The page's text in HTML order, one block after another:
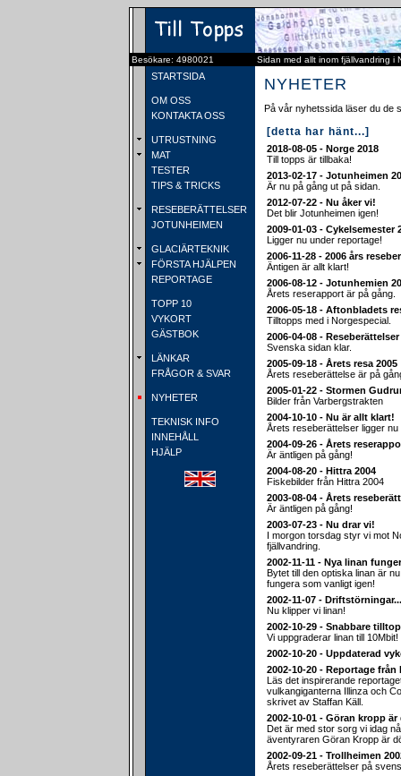
Besökare: 4980021 Sidan med allt inom fjällvandring i
STARTSIDA
OM OSS
KONTAKTA OSS
UTRUSTNING
MAT
TESTER
TIPS & TRICKS
RESEBERÄTTELSER
JOTUNHEIMEN
GLACIÄRTEKNIK
FÖRSTA HJÄLPEN
REPORTAGE
TOPP 10
VYKORT
GÄSTBOK
LÄNKAR
FRÅGOR & SVAR
NYHETER
TEKNISK INFO
INNEHÅLL
HJÄLP
NYHETER
På vår nyhetssida läser du de
[detta har hänt...]
2018-08-05 - Norge 2018
Till topps är tillbaka!
2013-02-17 - Jotunheimen
Är nu på gång ut på sidan.
2012-07-22 - Nu åker vi!
Det blir Jotunheimen igen!
2009-01-03 - Cykelsemester
Ligger nu under reportage!
2006-11-28 - 2006 års
Äntigen är allt klart!
2006-08-12 - Jotunhemien
Årets reserapport är på gång.
2006-05-18 - Aftonbladets
Tilltopps med i Norgespecial.
2006-04-08 -
Svenska sidan klar.
2005-09-18 - Årets resa 2005
Årets reseberättelse är på
2005-01-22 - Stormen
Bilder från Varbergstrakten
2004-10-10 - Nu är allt klart!
Årets reseberättelser ligger nu
2004-09-26 - Årets
Är äntligen på gång!
2004-08-20 - Hittra 2004
Fiskebilder från Hittra 2004
2003-08-04 - Årets
Är äntligen på gång!
2003-07-23 - Nu drar vi!
I morgon torsdag styr vi mot
fjällvandring.
2002-11-11 - Nya linan
Bytet till den optiska linan är
fungera som vanligt igen!
2002-11-07 - Driftstörningar...
Nu klipper vi linan!
2002-10-29 - Snabbare
Vi uppgraderar linan till 10Mbit!
2002-10-20 - Uppdaterad
2002-10-20 - Reportage från
Läs det inspirerande
vulkangiganterna Illinza och
skrivet av Staffan Käll.
2002-10-01 - Göran kropp är
Det är med stor sorg vi idag
äventyraren Göran Kropp är
2002-09-21 - Trollheimen
Årets reseberättelser på